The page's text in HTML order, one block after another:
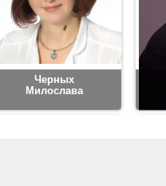
Черных
Милослава